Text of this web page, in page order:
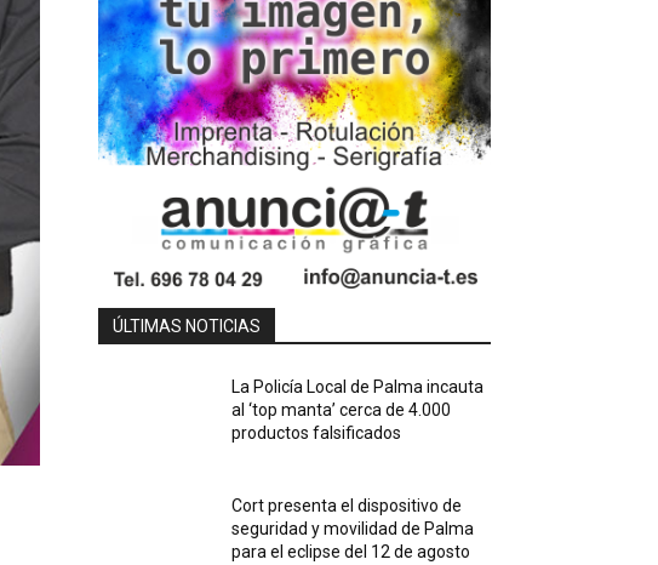
ÚLTIMAS NOTICIAS
La Policía Local de Palma incauta
al ‘top manta’ cerca de 4.000
productos falsificados
Cort presenta el dispositivo de
seguridad y movilidad de Palma
para el eclipse del 12 de agosto